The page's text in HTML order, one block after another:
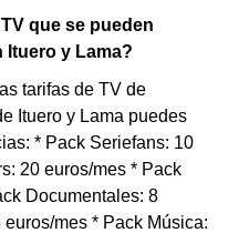
que se pueden
Ituero y Lama?
tarifas de TV de
Ituero y Lama puedes
* Pack Seriefans: 10
20 euros/mes * Pack
Documentales: 8
mes * Pack Música: